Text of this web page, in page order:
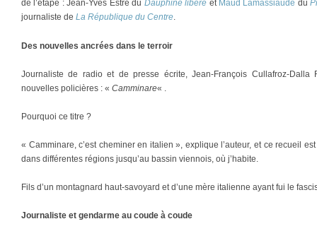
de l’étape : Jean-Yves Estré du Dauphiné libéré et Maud Lamassiaude du
journaliste de La République du Centre
Des nouvelles ancrées dans le terroir
Journaliste de radio et de presse écrite, Jean-François Cullafroz-
nouvelles policières : « Camminare« .
Pourquoi ce titre ?
« Camminare, c’est cheminer en italien », explique l’auteur, et ce recueil
dans différentes régions jusqu’au bassin viennois, où j’habite.
Fils d’un montagnard haut-savoyard et d’une mère italienne ayant fui le
Journaliste et gendarme au coude à coude